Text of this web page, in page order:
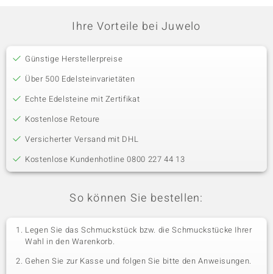
Ihre Vorteile bei Juwelo
Günstige Herstellerpreise
Über 500 Edelsteinvarietäten
Echte Edelsteine mit Zertifikat
Kostenlose Retoure
Versicherter Versand mit DHL
Kostenlose Kundenhotline 0800 227 44 13
So können Sie bestellen:
Legen Sie das Schmuckstück bzw. die Schmuckstücke Ihrer
Wahl in den Warenkorb.
Gehen Sie zur Kasse und folgen Sie bitte den Anweisungen.